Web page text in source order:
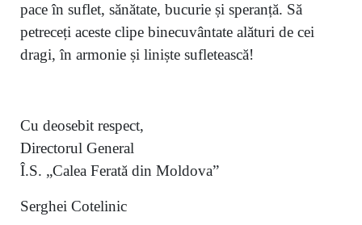
pace în suflet, sănătate, bucurie și speranță. Să
petreceți aceste clipe binecuvântate alături de cei
dragi, în armonie și liniște sufletească!
Cu deosebit respect,
Directorul General
Î.S. „Calea Ferată din Moldova”
Serghei Cotelinic